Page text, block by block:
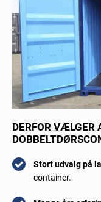
DERFOR VÆLGER
Stort udvalg på
container.